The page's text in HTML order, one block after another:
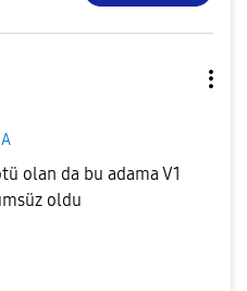
olan da bu adama V1
oldu